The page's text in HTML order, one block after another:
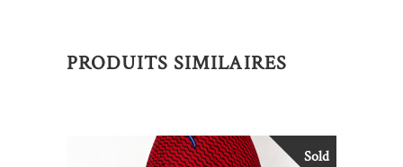
PRODUITS SIMILAIRES
Sold